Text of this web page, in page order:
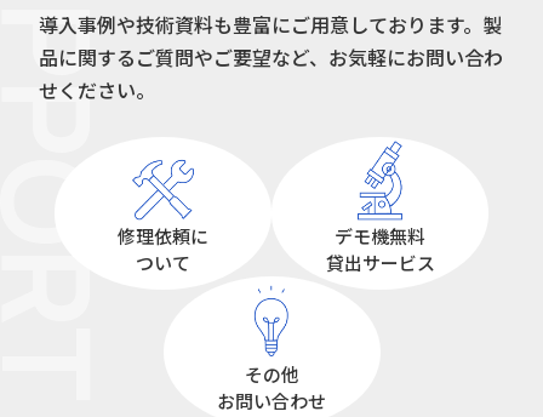
導入事例や技術資料も豊富にご用意しております。 製
品に関するご質問やご要望など、お気軽にお問い合わ
せください。
修理依頼に
ついて
デモ機無料
貸出サービス
その他
お問い合わせ